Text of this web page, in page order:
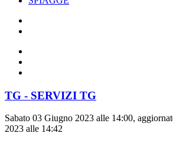
TG - SERVIZI TG
Sabato 03 Giugno 2023 alle 14:00,
2023 alle 14:42